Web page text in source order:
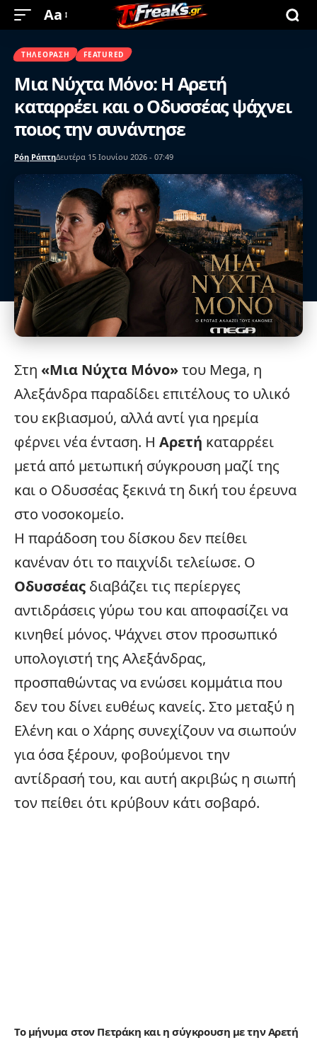
Aa
ΤΗΛΕΌΡΑΣΗ FEATURED
Μια Νύχτα Μόνο: Η Αρετή
καταρρέει και ο Οδυσσέας ψάχνει
ποιος την συνάντησε
Ρόη ΡάπτηΔευτέρα 15 Ιουνίου 2026 - 07:49
Στη «Μια Νύχτα Μόνο»του Mega, η
Αλεξάνδρα παραδίδει επιτέλους το υλικό
του εκβιασμού, αλλά αντί για ηρεμία
φέρνει νέα ένταση. Η Αρετή καταρρέει
μετά από μετωπική σύγκρουση μαζί της
και ο Οδυσσέας ξεκινά τη δική του έρευνα
στο νοσοκομείο.
Η παράδοση του δίσκου δεν πείθει
κανέναν ότι το παιχνίδι τελείωσε. Ο
Οδυσσέας διαβάζει τις περίεργες
αντιδράσεις γύρω του και αποφασίζει να
κινηθεί μόνος. Ψάχνει στον προσωπικό
υπολογιστή της Αλεξάνδρας,
προσπαθώντας να ενώσει κομμάτια που
δεν του δίνει ευθέως κανείς. Στο μεταξύ η
Ελένη και ο Χάρης συνεχίζουν να σιωπούν
για όσα ξέρουν, φοβούμενοι την
αντίδρασή του, και αυτή ακριβώς η σιωπή
τον πείθει ότι κρύβουν κάτι σοβαρό.
Το μήνυμα στον Πετράκη και η σύγκρουση με την Αρετή